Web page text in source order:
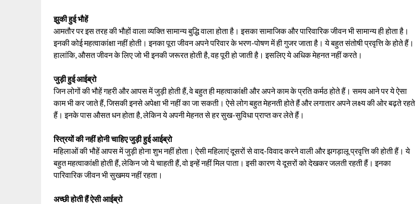
झुकी हुई भौहें
आमतौर पर इस तरह की भौहों वाला व्यक्ति सामान्य बुद्धि वाला होता है। इसका सामाजिक और पारिवारिक जीवन भी सामान्य ही होता है।
इनकी कोई महत्वाकांक्षा नहीं होती। इनका पूरा जीवन अपने परिवार के भरण-पोषण में ही गुजर जाता है। ये बहुत संतोषी प्रवृत्ति के होते हैं।
हालांकि, औसत जीवन के लिए जो भी इनकी जरूरत होती है, वह पूरी हो जाती है। इसलिए ये अधिक मेहनत नहीं करते।
जुड़ी हुई आईब्रो
जिन लोगों की भौहें गहरी और आपस में जुड़ी होती हैं, वे बहुत ही महत्वाकांक्षी और अपने काम के प्रति कर्मठ होते हैं। समय आने पर ये ऐसा
काम भी कर जाते हैं, जिसकी इनसे अपेक्षा भी नहीं का जा सकती। ऐसे लोग बहुत मेहनती होते हैं और लगातार अपने लक्ष्य की ओर बढ़ते रहते
हैं। इनके पास औसत धन होता है, लेकिन ये अपनी मेहनत से हर सुख-सुविधा प्राप्त कर लेते हैं।
स्त्रियों की नहीं होनी चाहिए जुड़ी हुई आईब्रो
महिलाओं की भौहें आपस में जुड़ी होना शुभ नहीं होता। ऐसी महिलाएं दूसरों से वाद-विवाद करने वाली और झगड़ालू प्रवृत्ति की होती हैं। ये
बहुत महत्वाकांक्षी होती हैं, लेकिन जो ये चाहती हैं, वो इन्हें नहीं मिल पाता। इसी कारण ये दूसरों को देखकर जलती रहती हैं। इनका
पारिवारिक जीवन भी सुखमय नहीं रहता।
अच्छी होती हैं ऐसी आईब्रो